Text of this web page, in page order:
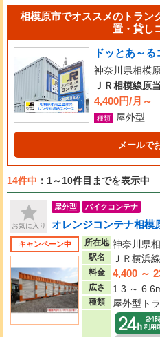
相模原市でオススメのトラン
置・貸し
ドッとあ～
神奈川県相模
ＪＲ相模線原
4,400円/月～
種類 屋外型
メールで
14件中 ：1～10件目までを表示中
お気に入り
屋外型 バイクコンテナ
オレンジコンテナ相模
キャンペーン中 所在地 神奈川県
駅名 ＪＲ横浜
料金 4,400 ～
広さ 1.3 ～
種類 屋外型ト